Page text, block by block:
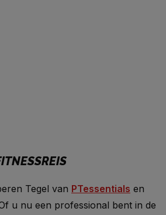
Tegel van PTessentials en
u nu een professional bent in de